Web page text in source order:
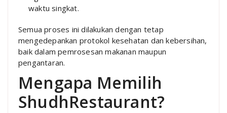
waktu singkat.
Semua proses ini dilakukan dengan tetap
mengedepankan protokol kesehatan dan kebersihan,
baik dalam pemrosesan makanan maupun
pengantaran.
Mengapa Memilih
ShudhRestaurant?